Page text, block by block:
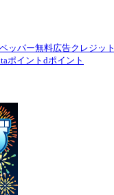
ッパー無料広告クレジッ
ポイント dポイント